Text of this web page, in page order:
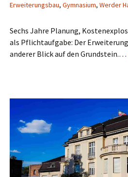
Erweiterungsbau, Gymnasium, Werder
Sechs Jahre Planung,
als Pflichtaufgabe: Der
anderer Blick auf den Grundstein.…